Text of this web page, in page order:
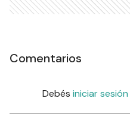
Comentarios
Debés iniciar sesión